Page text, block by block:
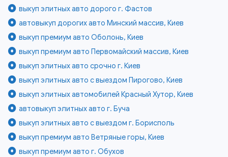
выкуп элитных авто дорого г. Фастов
автовыкуп дорогих авто Минский массив, Киев
выкуп премиум авто Оболонь, Киев
выкуп премиум авто Первомайский массив, Киев
выкуп элитных авто срочно г. Киев
выкуп элитных авто с выездом Пирогово, Киев
выкуп элитных автомобилей Красный Хутор, Киев
автовыкуп элитных авто г. Буча
выкуп элитных авто с выездом г. Борисполь
выкуп премиум авто Ветряные горы, Киев
выкуп премиум авто г. Обухов